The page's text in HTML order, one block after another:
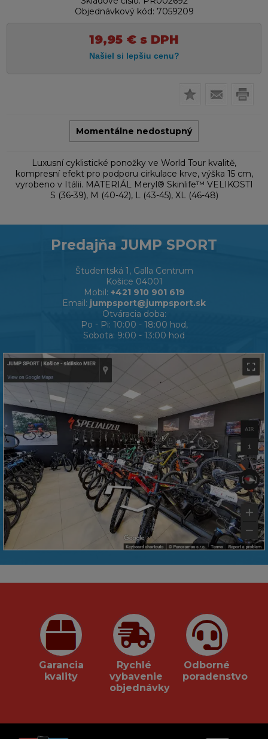
Objednávkový kód: 7059209
19,95 € s DPH
Momentálne nedostupný
Luxusní cyklistické ponožky ve World Tour kvalitě,
kompresní efekt pro podporu cirkulace krve, výška 15 cm,
vyrobeno v Itálii. MATERIÁL Meryl® Skinlife™ VELIKOSTI
S (36-39), M (40-42), L (43-45), XL (46-48)
Predajňa JUMP SPORT
Študentská 1, Galla Centrum
Košice 04001
Mobil: +421 910 901 619
Email: jumpsport@jumpsport.sk
Otváracia doba:
Po - Pi: 10:00 - 18:00 hod,
Sobota: 9:00 - 13:00 hod
Garancia
kvality
Rychlé
vybavenie
objednávky
Odborné
poradenstvo